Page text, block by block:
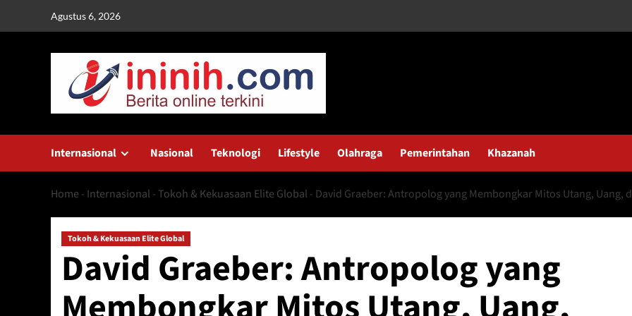
Agustus 6, 2026
Internasional Nasional Teknologi Lifestyle Olahraga Pemerintahan Khazanah
Home - Internasional - Tokoh & Kekuasaan Elite Global - David Graeber: Antropolog yang Membongkar Mitos Utang, Uang,
Tokoh & Kekuasaan Elite Global
David Graeber: Antropolog yang